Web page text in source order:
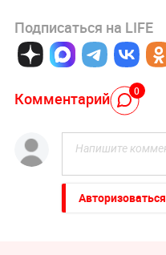
Подписаться на LIFE
Комментарий 0
Авторизоваться